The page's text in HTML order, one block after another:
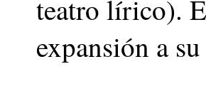
teatro lírico).
expansión a